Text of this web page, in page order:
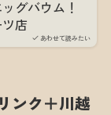
あわせて読みたい
グバウム！
店
ンク＋川越